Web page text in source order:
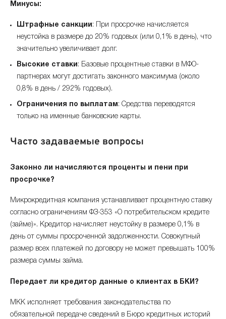
Минусы:
Штрафные санкции : При просрочке начисляется
неустойка в размере до 20% годовых (или 0,1% в день), что
значительно увеличивает долг.
Высокие ставки : Базовые процентные ставки в МФО-
партнерах могут достигать законного максимума (около
0,8% в день / 292% годовых).
Ограничения по выплатам : Средства переводятся
только на именные банковские карты.
Часто задаваемые вопросы
Законно ли начисляются проценты и пени при
просрочке?
Микрокредитная компания устанавливает процентную ставку
согласно ограничениям ФЗ-353 «О потребительском кредите
(займе)». Кредитор начисляет неустойку в размере 0,1% в
день от суммы просроченной задолженности. Совокупный
размер всех платежей по договору не может превышать 100%
размера суммы займа.
Передает ли кредитор данные о клиентах в БКИ?
МКК исполняет требования законодательства по
обязательной передаче сведений в Бюро кредитных историй